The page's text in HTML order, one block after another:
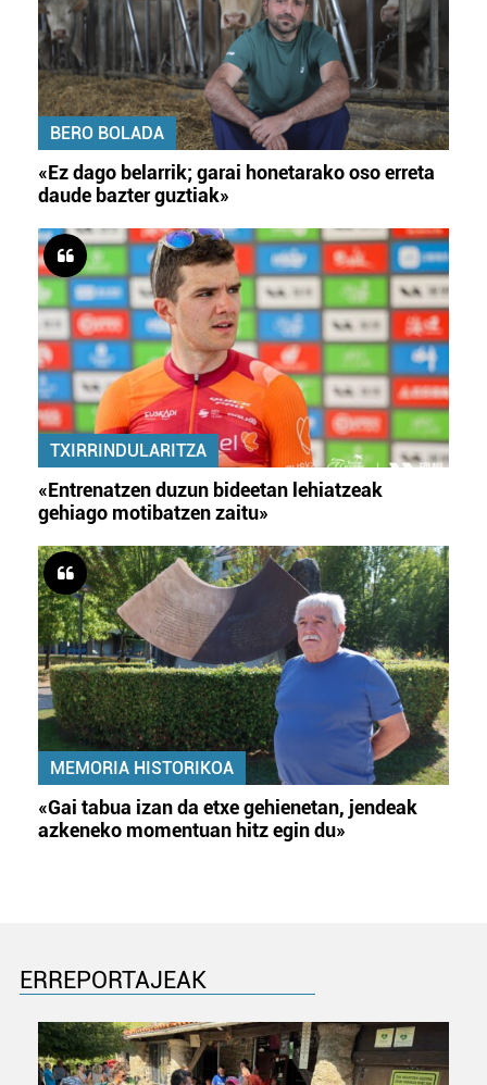
BERO BOLADA
«Ez dago belarrik; garai honetarako oso erreta
daude bazter guztiak»
TXIRRINDULARITZA
«Entrenatzen duzun bideetan lehiatzeak
gehiago motibatzen zaitu»
MEMORIA HISTORIKOA
«Gai tabua izan da etxe gehienetan, jendeak
azkeneko momentuan hitz egin du»
ERREPORTAJEAK